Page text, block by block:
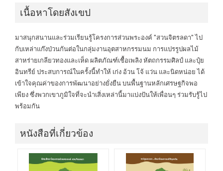
เนื้อหาโดยสังเขป
มาสนุกสนานและร่วมเรียนรู้โครงการส่วนพระองค์ "สวนจิตรลดา" ไป
กับเหล่าแก๊งป่วนกันต่อในกลุ่มงานอุตสาหกรรมนม การแปรรูปผลไม้
สาหร่ายเกลียวทองและเห็ด ผลิตภัณฑ์เชื้อเพลิง หัตถกรรมศิลป์ และปุ๋ย
อินทรีย์ ประสบการณ์ในครั้งนี้ทำให้ เก่ง อ้วน โจ้ แว่น และนิดหน่อย ได้
เข้าใจคุณค่าของการพัฒนาอย่างยั่งยืน บนพื้นฐานหลักเศรษฐกิจพอ
เพียง ซึ่งพวกเขาภูมิใจที่จะนำเสิ่งเหล่านี้มาแบ่งปันให้เพื่อนๆ ร่วมรับรู้ไป
พร้อมกัน
หนังสือที่เกี่ยวข้อง